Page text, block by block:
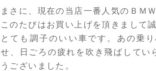
まさに、現在の当店一番人気のＢＭ
このたびはお買い上げを頂きまして
とても調子のいい車です。あの乗
せ、日ごろの疲れを吹き飛ばして
うございました。